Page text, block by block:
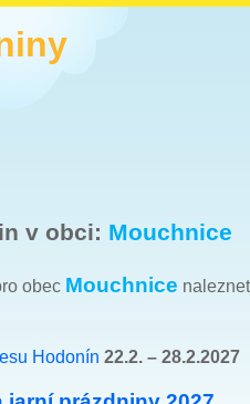
v obci: Mouchnice
obec Mouchnice
Hodonín 22.2. – 28.2.2027